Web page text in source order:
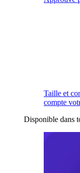
Taille et
compte
Disponible dans